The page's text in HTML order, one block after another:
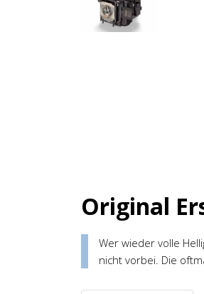
Original
Wer wieder volle
nicht vorbei. Die